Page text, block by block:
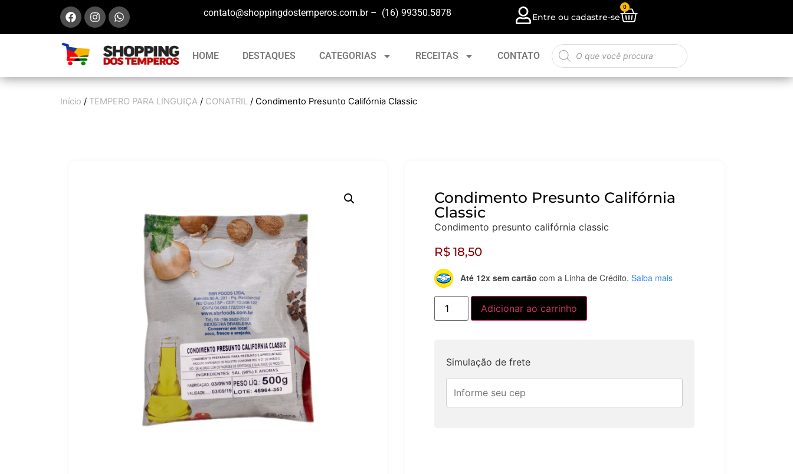
contato@shoppingdostemperos.com.br – (16) 99350.5878 Entre ou cadastre-se
0
HOME DESTAQUES CATEGORIAS RECEITAS CONTATO
Início / TEMPERO PARA LINGUIÇA / CONATRIL / Condimento Presunto Califórnia Classic
Condimento Presunto Califórnia
Classic
Condimento presunto califórnia classic
R$18,50
Até 12x sem cartão com a Linha de Crédito. Saiba mais
Adicionar ao carrinho
Simulação de frete